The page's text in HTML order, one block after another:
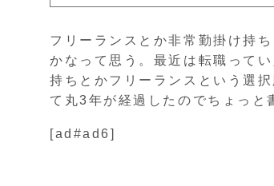
フリーランスとか非常勤掛け持
かなって思う。最近は転職って
持ちとかフリーランスという選
て丸3年が経過したのでちょっと
[ad#ad6]